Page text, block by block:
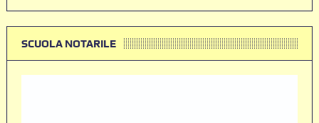
SCUOLA NOTARILE